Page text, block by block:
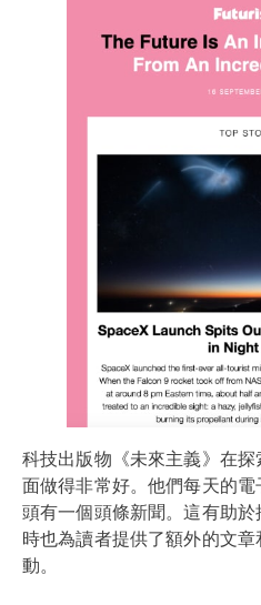
科技出版物《未來主義》在
面做得非常好。他們每天的
頭有一個頭條新聞。這有助
時也為讀者提供了額外的文
動。